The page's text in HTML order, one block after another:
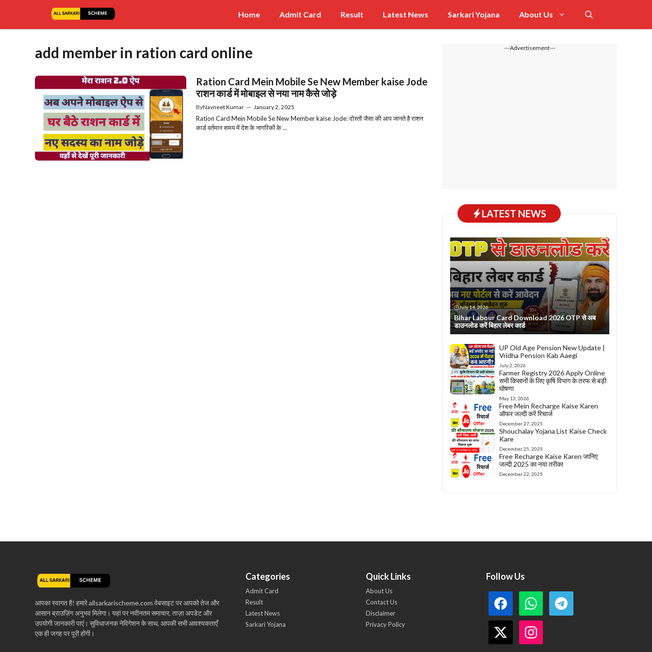
content
Home Admit Card Result Latest News Sarkari Yojana About Us
add member in ration card online
Ration Card Mein Mobile Se New Member kaise Jode
राशन कार्ड में मोबाइल से नया नाम कैसे जोड़े
ByNavneet Kumar — January 2, 2025
Ration Card Mein Mobile Se New Member kaise Jode: दोस्तों जैसा की आप जानते है राशन
कार्ड वर्तमान समय में देश के नागरिकों के ...
---Advertisement---
LATEST NEWS
July 14, 2026
Bihar Labour Card Download 2026 OTP से अब
डाउनलोड करें बिहार लेबर कार्ड
UP Old Age Pension New Update |
Vridha Pension Kab Aaegi
July 2, 2026
Farmer Registry 2026 Apply Online
सभी किसानों के लिए कृषि विभाग के तरफ से बड़ी
घोषणा
May 13, 2026
Free Mein Recharge Kaise Karen
ऑफर जल्दी करें रिचार्ज
December 27, 2025
Shouchalay Yojana List Kaise Check
Kare
December 25, 2025
Free Recharge Kaise Karen जानिए
जल्दी 2025 का नया तरीका
December 22, 2025
आपका स्वागत है! हमारे allsarkarischeme.com वेबसाइट पर आपको तेज और
आसान ब्राउज़िंग अनुभव मिलेगा। यहां पर नवीनतम समाचार, ताज़ा अपडेट और
उपयोगी जानकारी पाएं। सुविधाजनक नेविगेशन के साथ, आपकी सभी आवश्यकताएँ
एक ही जगह पर पूरी होंगी।
Categories
Admit Card
Result
Latest News
Sarkari Yojana
Quick Links
About Us
Contact Us
Disclaimer
Privacy Policy
Follow Us